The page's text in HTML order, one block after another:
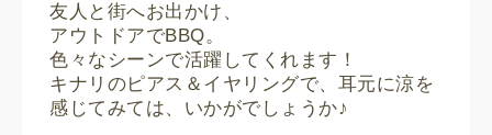
友人と街へお出かけ、
アウトドアでBBQ。
色々なシーンで活躍してくれます！
キナリのピアス＆イヤリングで、耳元に涼を
感じてみては、いかがでしょうか♪